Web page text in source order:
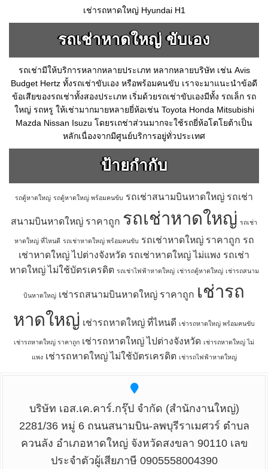
เช่ารถหาดใหญ่ Hyundai H1
รถเช่าหาดใหญ่ ขับเอง
รถเช่ามีให้บริการหลากหลายประเภท หลากหลายบริษัท เช่น Avis
Budget Hertz ทั้งรถเช่าขับเอง หรือพร้อมคนขับ เราจะมาแนะนำข้อดี
ข้อเสียของรถเช่าทั้งสองประเภท เริ่มด้วยรถเช่าขับเองมีทั้ง รถเล็ก รถ
ใหญ่ รถหรู ให้เช่ามากมายหลายยี่ห้อเช่น Toyota Honda Mitsubishi
Mazda Nissan Isuzu โดยรเถช่าส่วนมากจะใช้รถยี่ห้อโตโยต้าเป็น
หลักเนื่องจากมีศูนย์บริการอยู่ทั่วประเทศ
ป้ายกำกับ
รถตู้หาดใหญ่ รถตู้หาดใหญ่ พร้อมคนข้บ รถเช่าสนามบินหาดใหญ่ รถเช่า
สนามบินหาดใหญ่ ราคาถูก รถเช่าหาดใหญ่ รถเช่า
หาดใหญ่ ที่ไหนดี รถเช่าหาดใหญ่ พร้อมคนขับ รถเช่าหาดใหญ่ ราคาถูก รถ
เช่าหาดใหญ่ ไปต่างจังหวัด รถเช่าหาดใหญ่ ไม่แพง รถเช่า
หาดใหญ่ ไม่ใช้บัตรเครดิต รถเช่าไฟฟ้าหาดใหญ่ เช่ารถตู้หาดใหญ่ เช่ารถสนาม
บินหาดใหญ่ เช่ารถสนามบินหาดใหญ่ ราคาถูก เช่ารถ
หาดใหญ่ เช่ารถหาดใหญ่ ที่ไหนดี เช่ารถหาดใหญ่ พร้อมคนขับ
เช่ารถหาดใหญ่ ราคาถูก เช่ารถหาดใหญ่ ไปต่างจังหวัด เช่ารถหาดใหญ่ ไม่
แพง เช่ารถหาดใหญ่ ไม่ใช้บัตรเครดิต เช่ารถไฟฟ้าหาดใหญ่
บริษัท เอส.เค.คาร์.กรุ๊ป จำกัด (สำนักงานใหญ่)
2281/36 หมู่ 6 ถนนสนามบิน-ลพบุรีราเมศวร์ ตำบล
ควนลัง อำเภอหาดใหญ่ จังหวัดสงขลา 90110 เลข
ประจำตัวผู้เสียภาษี 0905558004390